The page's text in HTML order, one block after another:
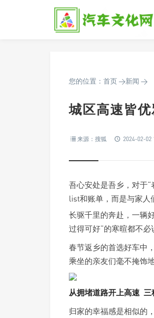
您的位置： 首页>新闻 >
城区高速皆
来源：搜狐 2024-02-02
吾心安处是吾乡，对于
list和账单，而是与家人
长驱千里的奔赴，一辆
过得可好”的寒暄都不必
春节返乡的首选好车中
乘坐的亲友们毫不掩饰
从拥堵道路开上高速
归家的幸福感是相似的